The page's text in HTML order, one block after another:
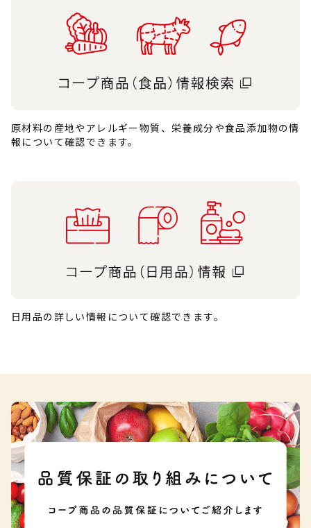
原材料の産地やアレルギー物質、栄養成分や食品添加物の情
報について確認できます。
日用品の詳しい情報について確認できます。